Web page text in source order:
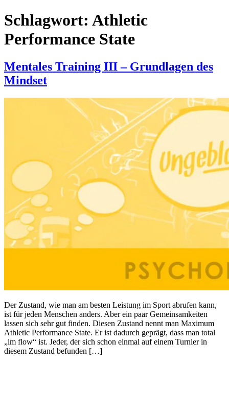
Schlagwort: Athletic
Performance State
Mentales Training III – Grundlagen des
Mindset
Der Zustand, wie man am besten Leistung im Sport abrufen kann,
ist für jeden Menschen anders. Aber ein paar Gemeinsamkeiten
lassen sich sehr gut finden. Diesen Zustand nennt man Maximum
Athletic Performance State. Er ist dadurch geprägt, dass man total
„im flow“ ist. Jeder, der sich schon einmal auf einem Turnier in
diesem Zustand befunden […]